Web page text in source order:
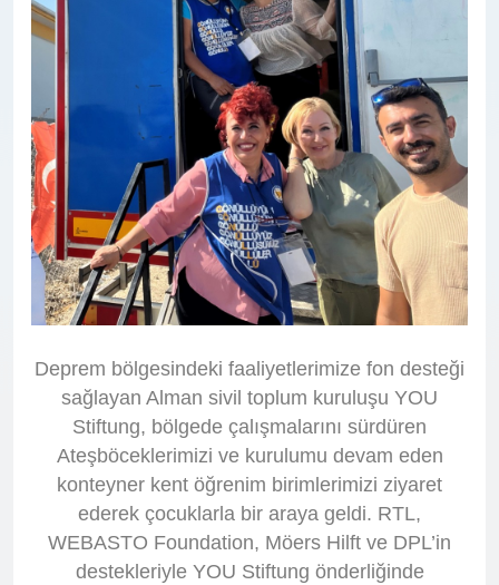
Deprem bölgesindeki faaliyetlerimize fon desteği
sağlayan Alman sivil toplum kuruluşu YOU
Stiftung, bölgede çalışmalarını sürdüren
Ateşböceklerimizi ve kurulumu devam eden
konteyner kent öğrenim birimlerimizi ziyaret
ederek çocuklarla bir araya geldi. RTL,
WEBASTO Foundation, Möers Hilft ve DPL’in
destekleriyle YOU Stiftung önderliğinde